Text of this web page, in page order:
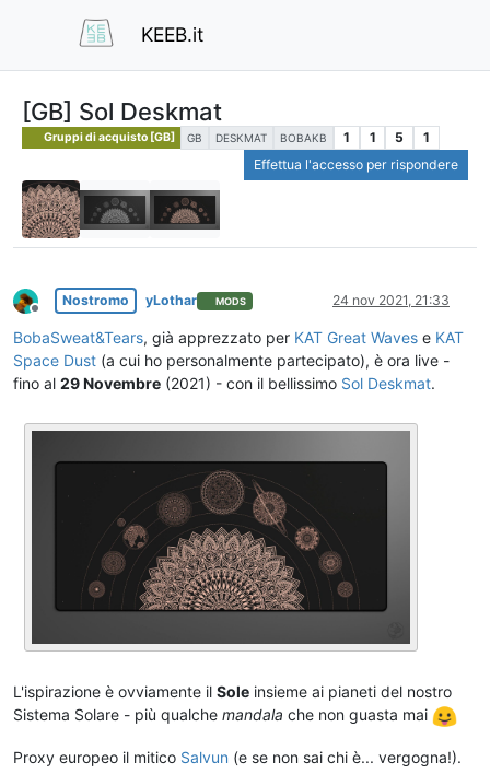
KEEB.it
[GB] Sol Deskmat
Gruppi di acquisto [GB] GB DESKMAT BOBAKB 1 1 5
1
Effettua l'accesso per rispondere
Non in linea
Nostromo yLothar MODS 24 nov 2021, 21:33
BobaSweat&Tears, già apprezzato per KAT Great Waves e KAT
Space Dust (a cui ho personalmente partecipato), è ora live -
fino al 29 Novembre (2021) - con il bellissimo Sol Deskmat.
L'ispirazione è ovviamente il Sole insieme ai pianeti del nostro
Sistema Solare - più qualche mandala che non guasta mai
Proxy europeo il mitico Salvun (e se non sai chi è... vergogna!).